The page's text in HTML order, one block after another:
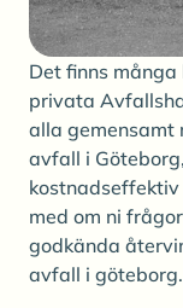
Det finns
privata
alla gemensamt
avfall i
med om ni
godkända
avfall i göteborg.